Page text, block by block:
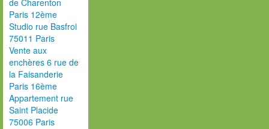
de Charenton
Paris 12ème
Studio rue Basfroi
75011 Paris
Vente aux
enchères 6 rue de
la Faisanderie
Paris 16ème
Appartement rue
Saint Placide
75006 Paris